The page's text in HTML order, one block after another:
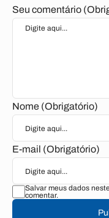
Seu comentário
Nome (Obrigatório)
E-mail (Obrigatório)
Salvar meus dados
comentar.